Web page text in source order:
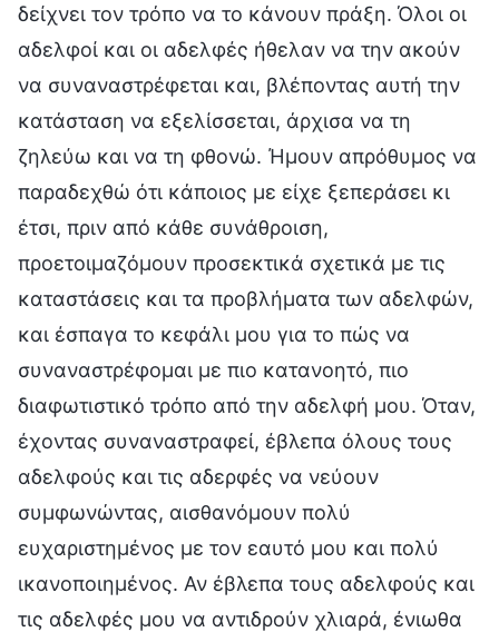
δείχνει τον τρόπο να το κάνουν πράξη. Όλοι οι
αδελφοί και οι αδελφές ήθελαν να την ακούν
να συναναστρέφεται και, βλέποντας αυτή την
κατάσταση να εξελίσσεται, άρχισα να τη
ζηλεύω και να τη φθονώ. Ήμουν απρόθυμος να
παραδεχθώ ότι κάποιος με είχε ξεπεράσει κι
έτσι, πριν από κάθε συνάθροιση,
προετοιμαζόμουν προσεκτικά σχετικά με τις
καταστάσεις και τα προβλήματα των αδελφών,
και έσπαγα το κεφάλι μου για το πώς να
συναναστρέφομαι με πιο κατανοητό, πιο
διαφωτιστικό τρόπο από την αδελφή μου. Όταν,
έχοντας συναναστραφεί, έβλεπα όλους τους
αδελφούς και τις αδερφές να νεύουν
συμφωνώντας, αισθανόμουν πολύ
ευχαριστημένος με τον εαυτό μου και πολύ
ικανοποιημένος. Αν έβλεπα τους αδελφούς και
τις αδελφές μου να αντιδρούν χλιαρά, ένιωθα